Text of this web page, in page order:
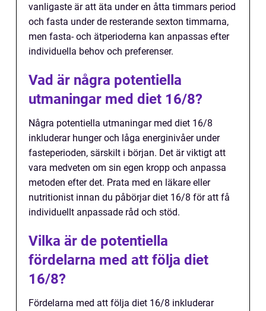
vanligaste är att äta under en åtta timmars period
och fasta under de resterande sexton timmarna,
men fasta- och ätperioderna kan anpassas efter
individuella behov och preferenser.
Vad är några potentiella
utmaningar med diet 16/8?
Några potentiella utmaningar med diet 16/8
inkluderar hunger och låga energinivåer under
fasteperioden, särskilt i början. Det är viktigt att
vara medveten om sin egen kropp och anpassa
metoden efter det. Prata med en läkare eller
nutritionist innan du påbörjar diet 16/8 för att få
individuellt anpassade råd och stöd.
Vilka är de potentiella
fördelarna med att följa diet
16/8?
Fördelarna med att följa diet 16/8 inkluderar